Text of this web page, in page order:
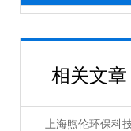
相关文章